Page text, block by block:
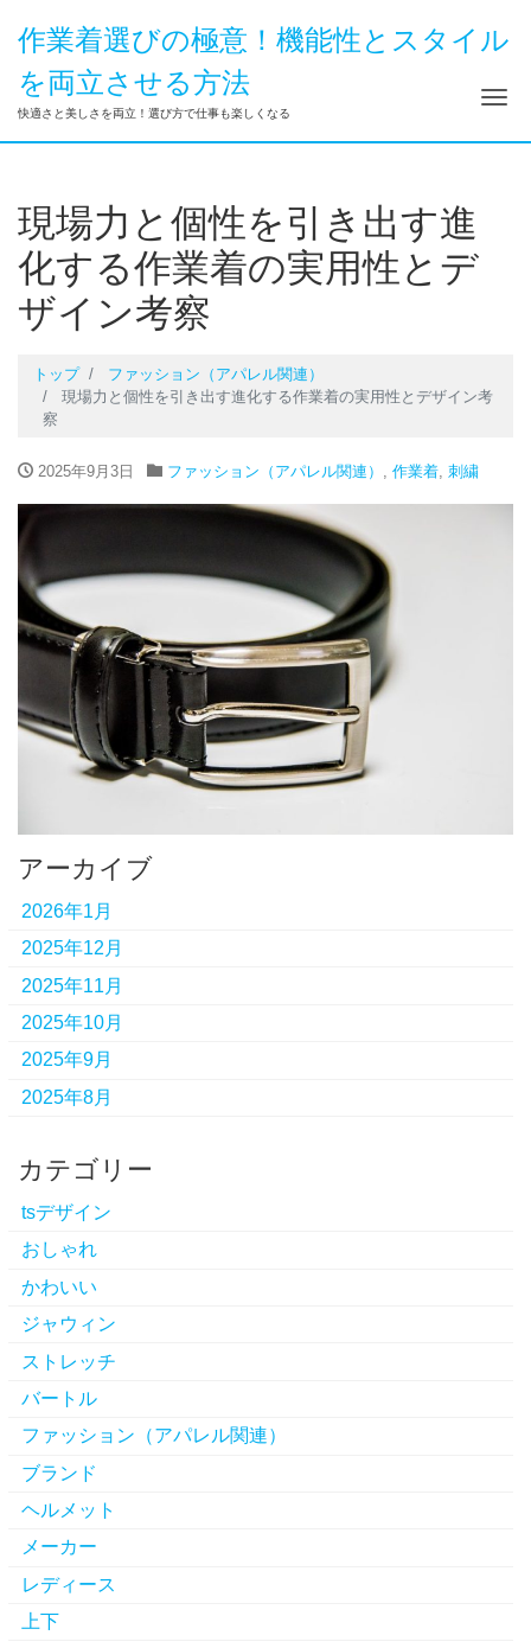
作業着選びの極意！機能性とスタイル
を両立させる方法
快適さと美しさを両立！選び方で仕事も楽しくなる ナ
現場力と個性を引き出す進
化する作業着の実用性とデ
ザイン考察
トップ
ファッション（アパレル関連）
現場力と個性を引き出す進化する作業着の実用性とデザイン考
察
2025年9月3日 ファッション（アパレル関連） , 作業着, 刺繍
アーカイブ
2026年1月
2025年12月
2025年11月
2025年10月
2025年9月
2025年8月
カテゴリー
tsデザイン
おしゃれ
かわいい
ジャウィン
ストレッチ
バートル
ファッション（アパレル関連）
ブランド
ヘルメット
メーカー
レディース
上下